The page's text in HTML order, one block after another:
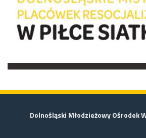
Dolnośląski Młodzieżowy Ośrodek